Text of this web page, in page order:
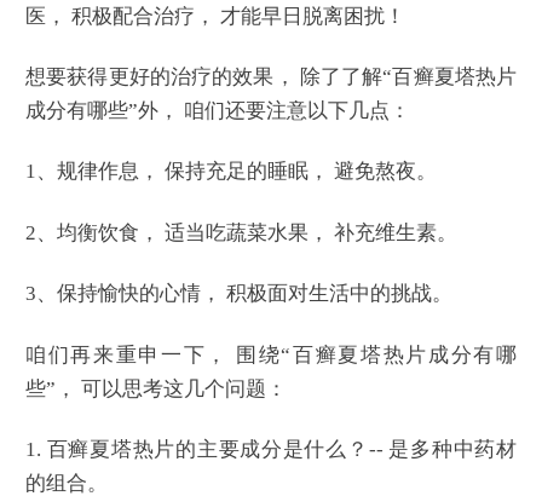
医， 积极配合治疗， 才能早日脱离困扰！
想要获得更好的治疗的效果， 除了了解“百癣夏塔热片
成分有哪些”外， 咱们还要注意以下几点：
1、规律作息， 保持充足的睡眠， 避免熬夜。
2、均衡饮食， 适当吃蔬菜水果， 补充维生素。
3、保持愉快的心情， 积极面对生活中的挑战。
咱们再来重申一下， 围绕“百癣夏塔热片成分有哪
些”， 可以思考这几个问题：
1. 百癣夏塔热片的主要成分是什么？-- 是多种中药材
的组合。